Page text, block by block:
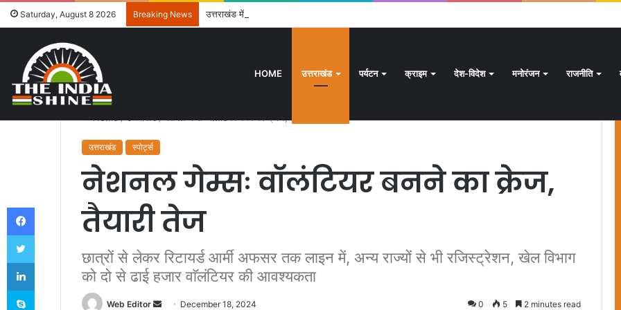
Saturday, August 8 2026 Breaking News उत्तराखंड में विशेष गहन पुनरीक्षण अभियान जारी, 24.30 लाख में से 20.27 लाख मतदाताओं तक पहुंचे नोटिस: सीईओ
HOME उत्तराखंड पर्यटन क्राइम देश-विदेश मनोरंजन राजनीति
उत्तराखंड स्पोर्ट्स
नेशनल गेम्सः वाॅलंटियर बनने का क्रेज,
तैयारी तेज
छात्रों से लेकर रिटायर्ड आर्मी अफसर तक लाइन में, अन्य राज्यों से भी रजिस्ट्रेशन, खेल विभाग
को दो से ढाई हजार वाॅलंटियर की आवश्यकता
Web Editor December 18, 2024 0 5 2 minutes read